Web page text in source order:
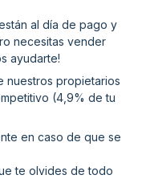
al día de pago y
necesitas vender
ayudarte!
nuestros propietarios
(4,9% de tu
en caso de que se
te olvides de todo